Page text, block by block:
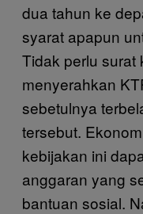
dua tahun ke
syarat apapun
Tidak perlu surat
menyerahkan
sebetulnya
tersebut.
kebijakan ini
anggaran yang
bantuan sosial.